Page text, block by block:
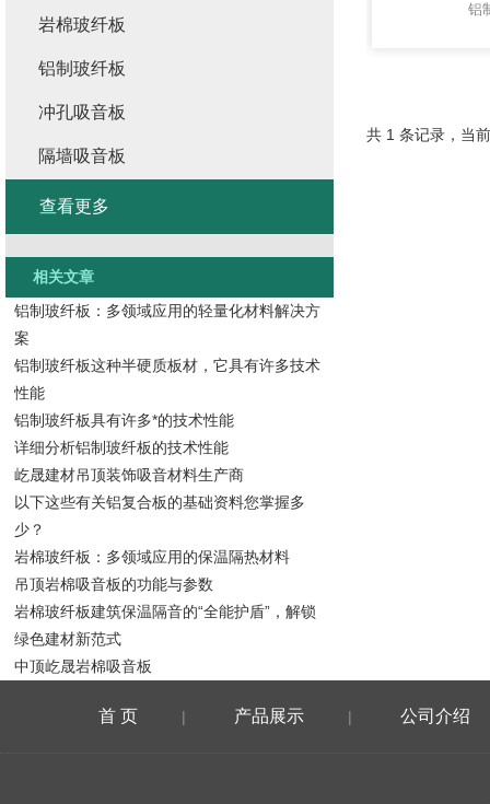
铝
共 1 条记录，当
岩棉玻纤板
铝制玻纤板
冲孔吸音板
隔墙吸音板
查看更多
相关文章
铝制玻纤板：多领域应用的轻量化材料解决方
案
铝制玻纤板这种半硬质板材，它具有许多技术
性能
铝制玻纤板具有许多*的技术性能
详细分析铝制玻纤板的技术性能
屹晟建材吊顶装饰吸音材料生产商
以下这些有关铝复合板的基础资料您掌握多
少？
岩棉玻纤板：多领域应用的保温隔热材料
吊顶岩棉吸音板的功能与参数
岩棉玻纤板建筑保温隔音的“全能护盾”，解锁
绿色建材新范式
中顶屹晟岩棉吸音板
首 页 | 产品展示 | 公司介绍